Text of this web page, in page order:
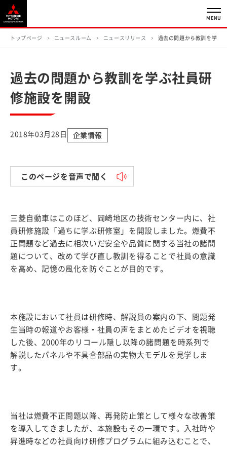
MENU
トップページ ニュースルーム ニュースリリース 過去の問題から教訓を学ぶ
過去の問題から教訓を学ぶ社員研
修施設を開設
2018年03月28日 企業情報
このページを音声で聞く
三菱自動車はこのほど、岡崎地区の技術センター内に、社
員研修施設「過ちに学ぶ研修室」を開設しました。燃費不
正問題など過去に相次いだ安全や品質に関する当社の諸問
題について、改めて学び直し教訓を得ることで社員の意識
を高め、記憶の風化を防ぐことが目的です。
本施設において社員は研修時、解説員の案内の下、問題発
生当時の報道やお客様・社員の声をまとめたビデオを視聴
した後、2000年のリコール隠し以降の諸問題を時系列で
解説したパネルや不具合部品の実物大モデルを見学しま
す。
当社は燃費不正問題以降、再発防止策として様々な改善策
を導入してきましたが、本施設もその一環です。入社時や
昇進時などの社員向け研修プログラムに組み込むことで、